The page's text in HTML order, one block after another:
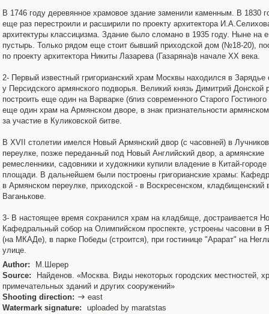
В 1746 году деревянное храмовое здание заменили каменным. В 1830
еще раз перестроили и расширили по проекту архитектора
архитектуры классицизма. Здание было сломано в 1935 году. Ныне на
пустырь. Только рядом еще стоит бывший приходской дом (№18-20),
по проекту архитектора Никиты Лазарева (Газаряна)в начале XX века.
2- Первый известный григорианский храм Москвы находился в Зарядье
у Персидского армянского подворья. Великий князь Димитрий Донской
построить еще один на Варварке (близ современного Старого
еще один храм на Армянском дворе, в знак признательности
за участие в Куликовской битве.
В XVII столетии имелся Новый Армянский двор (с часовней) в
переулке, позже переданный под Новый Английский двор, а армянские
ремесленники, садовники и художники купили владение в Китай-
площади. В дальнейшем были построены григорианские храмы:
в Армянском переулке, приходской - в Воскресенском, кладбищенский
Ваганькове.
3- В настоящее время сохранился храм на кладбище, достраивается
Кафедральный собор на Олимпийском проспекте, устроены часовни в
(на МКАДе), в парке Победы (строится), при гостинице "Арарат" на
улице.
Author:
М.Шерер
Source:
Найденов. «Москва. Виды некоторых городских местностей,
примечательных зданий и других сооружений»
Shooting direction:  east
Watermark signature:
uploaded by maratstas